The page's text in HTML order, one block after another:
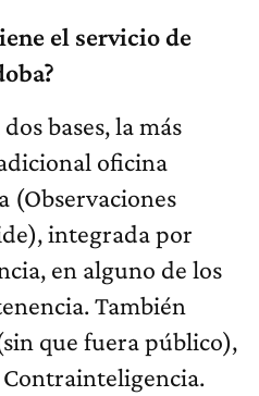
el servicio de
bases, la más
oficina
(Observaciones
integrada por
en alguno de los
También
que fuera público),